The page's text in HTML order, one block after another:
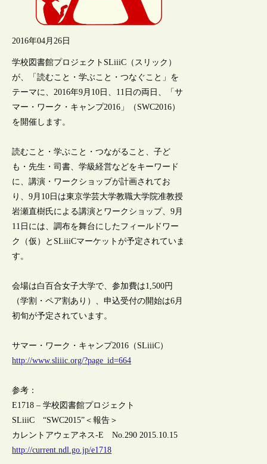
2016年04月26日
学校図書館プロジェクトSLiiiC（スリック）
が、「読むこと・学ぶこと・つなぐこと」を
テーマに、2016年9月10日、11日の両日、「サ
マー・ワーク・キャンプ2016」（SWC2016）
を開催します。
読むこと・学ぶこと・つながること、子ど
も・先生・司書、学級経営などをキーワード
に、講演・ワークショップが計画されてお
り、9月10日は東京学芸大学教職大学院准教授
岩瀬直樹氏による講演とワークショップ、9月
11日には、調布を舞台にしたフィールドワー
ク（仮）とSLiiiCマーケットが予定されていま
す。
会場は白百合女子大学で、参加費は1,500円
（学割・ペア割あり）、申込受付の開始は6月
初旬が予定されています。
サマー・ワーク・キャンプ2016（SLiiiC）
http://www.sliiic.org/?page_id=664
参考：
E1718 – 学校図書館プロジェクト
SLiiiC “SWC2015”＜報告＞
カレントアウェアネス-E No.290 2015.10.15
http://current.ndl.go.jp/e1718